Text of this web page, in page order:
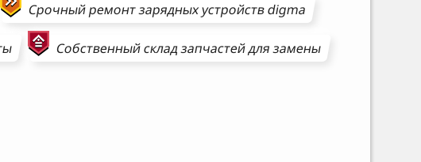
Срочный ремонтзарядных устройствdigma
Собственный склад запчастей для замены